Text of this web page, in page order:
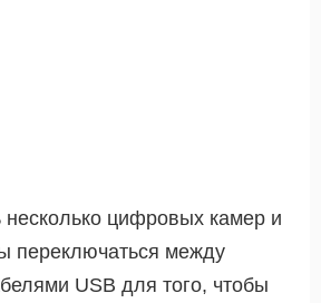
несколько цифровых камер и
переключаться между
USB для того, чтобы